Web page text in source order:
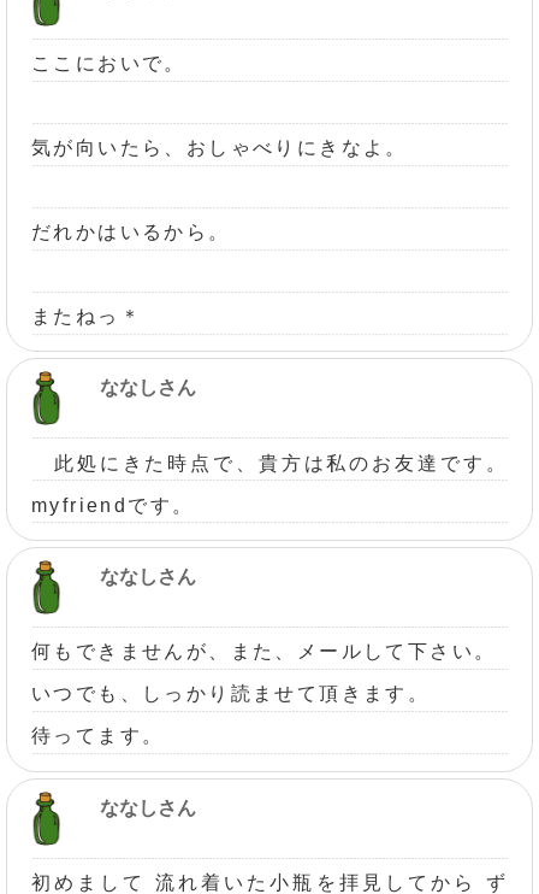
ここにおいで。
気が向いたら、おしゃべりにきなよ。
だれかはいるから。
またねっ＊
ななしさん
此処にきた時点で、貴方は私のお友達です。
myfriendです。
ななしさん
何もできませんが、また、メールして下さい。
いつでも、しっかり読ませて頂きます。
待ってます。
ななしさん
初めまして 流れ着いた小瓶を拝見してから ず